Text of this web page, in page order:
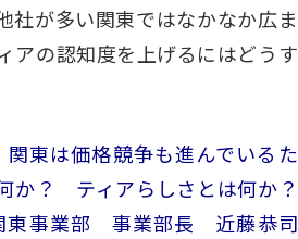
社が多い関東ではなかなか広ま
アの認知度を上げるにはどうす
関東は価格競争も進んでいるた
か？ ティアらしさとは何か？
東事業部 事業部長 近藤恭司